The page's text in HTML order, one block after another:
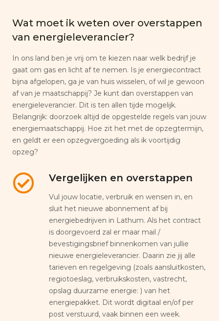
Wat moet ik weten over overstappen
van energieleverancier?
In ons land ben je vrij om te kiezen naar welk bedrijf je
gaat om gas en licht af te nemen. Is je energiecontract
bijna afgelopen, ga je van huis wisselen, of wil je gewoon
af van je maatschappij? Je kunt dan overstappen van
energieleverancier. Dit is ten allen tijde mogelijk.
Belangrijk: doorzoek altijd de opgestelde regels van jouw
energiemaatschappij. Hoe zit het met de opzegtermijn,
en geldt er een opzegvergoeding als ik voortijdig
opzeg?
Vergelijken en overstappen
Vul jouw locatie, verbruik en wensen in, en
sluit het nieuwe abonnement af bij
energiebedrijven in Lathum. Als het contract
is doorgevoerd zal er maar mail /
bevestigingsbrief binnenkomen van jullie
nieuwe energieleverancier. Daarin zie jij alle
tarieven en regelgeving (zoals aansluitkosten,
regiotoeslag, verbruikskosten, vastrecht,
opslag duurzame energie: ) van het
energiepakket. Dit wordt digitaal en/of per
post verstuurd, vaak binnen een week.